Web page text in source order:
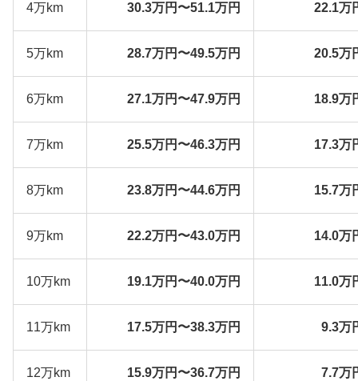
4万km 30.3万円〜51.1万円 22.1万
5万km 28.7万円〜49.5万円 20.5万
6万km 27.1万円〜47.9万円 18.9万
7万km 25.5万円〜46.3万円 17.3万
8万km 23.8万円〜44.6万円 15.7万
9万km 22.2万円〜43.0万円 14.0万
10万km 19.1万円〜40.0万円 11.0万
11万km 17.5万円〜38.3万円 9.3万
12万km 15.9万円〜36.7万円 7.7万